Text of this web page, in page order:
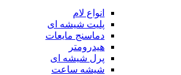
انواع لام
پلیت شیشه ای
دماسنج مایعات
هیدرومتر
پرل شیشه ای
شیشه ساعت